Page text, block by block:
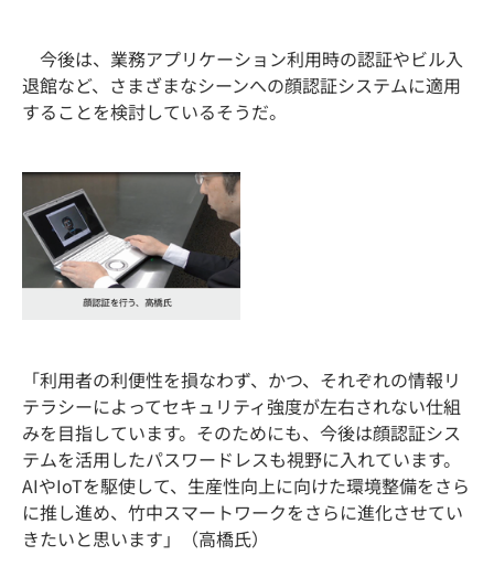
今後は、業務アプリケーション利用時の認証やビル入
退館など、さまざまなシーンへの顔認証システムに適用
することを検討しているそうだ。
「利用者の利便性を損なわず、かつ、それぞれの情報リ
テラシーによってセキュリティ強度が左右されない仕組
みを目指しています。そのためにも、今後は顔認証シス
テムを活用したパスワードレスも視野に入れています。
AIやIoTを駆使して、生産性向上に向けた環境整備をさら
に推し進め、竹中スマートワークをさらに進化させてい
きたいと思います」（高橋氏）